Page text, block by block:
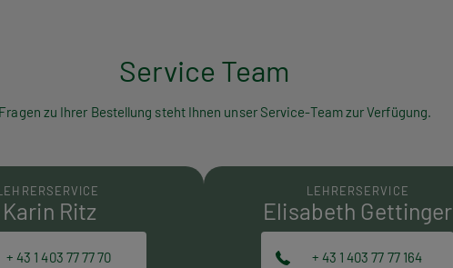
Service Team
zu Ihrer Bestellung steht Ihnen unser Service-Team zur Verfügung.
Karin Ritz
+ 43 1 403 77 77 70
LEHRERSERVICE
Elisabeth Gettinger
+ 43 1 403 77 77 164